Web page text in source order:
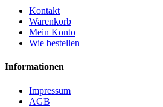
Kontakt
Warenkorb
Mein Konto
Wie bestellen
Informationen
Impressum
AGB